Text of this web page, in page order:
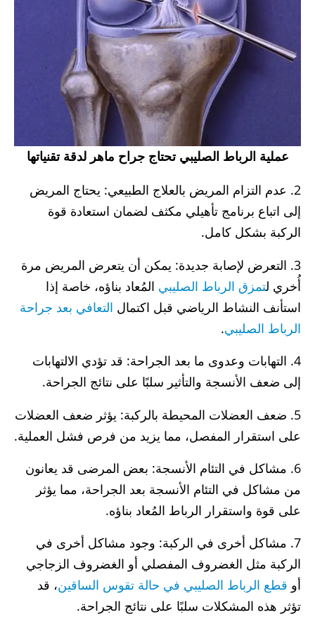
عملية الرباط الصليبي تحتاج جراح ماهر لدقة تقنياتها
2. عدم التزام المريض بالعلاج الطبيعي: يحتاج المريض
إلى اتباع برنامج تأهيلي مكثف لضمان استعادة قوة
الركبة بشكل كامل.
3. التعرض لإصابة جديدة: يمكن أن يتعرض المريض مرة
أُخري لتمزق الرباط الصليبي المُعاد بناؤه، خاصة إذا
استأنف النشاط الرياضي قبل اكتمال التعافي بعد جراحة
الرباط الصليبي.
4. التهابات وعدوى ما بعد الجراحة: قد تؤدي الالتهابات
إلى ضعف الأنسجة والتأثير سلبًا على نتائج الجراحة.
5. ضعف العضلات المحيطة بالركبة: يؤثر ضعف العضلات
على استقرار المفصل، مما يزيد من فرص فشل العملية.
6. مشاكل في التئام الأنسجة: بعض المرضى قد يعانون
من مشاكل في التئام الأنسجة بعد الجراحة، مما يؤثر
على قوة واستقرار الرباط المُعاد بناؤه.
7. مشاكل أخرى في الركبة: وجود مشاكل أخرى في
الركبة مثل الغضروف المفصلي أو الغضروف الزجاجي
أو قطع الرباط الصليبي في حالة تقوس الساقين، قد
تؤثر هذه المشكلات سلبًا على نتائج الجراحة.